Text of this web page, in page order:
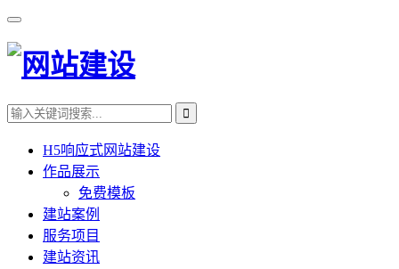
H5响应式网站建设
作品展示
免费模板
建站案例
服务项目
建站资讯